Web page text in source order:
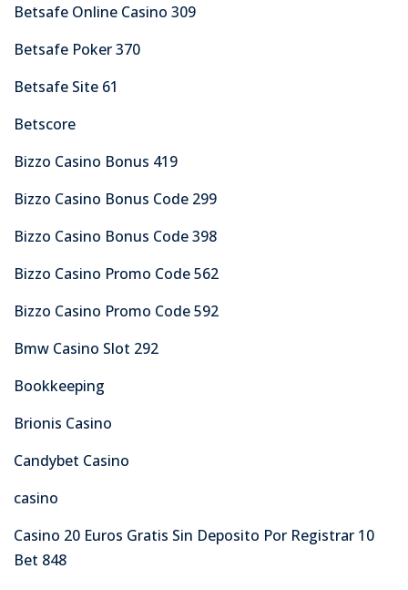
Betsafe Online Casino 309
Betsafe Poker 370
Betsafe Site 61
Betscore
Bizzo Casino Bonus 419
Bizzo Casino Bonus Code 299
Bizzo Casino Bonus Code 398
Bizzo Casino Promo Code 562
Bizzo Casino Promo Code 592
Bmw Casino Slot 292
Bookkeeping
Brionis Casino
Candybet Casino
casino
Casino 20 Euros Gratis Sin Deposito Por Registrar 10
Bet 848